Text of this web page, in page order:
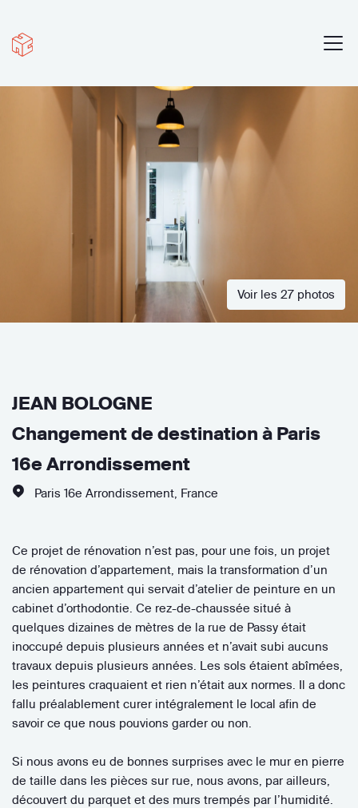
Voir les 27 photos
JEAN BOLOGNE
Changement de destination à Paris
16e Arrondissement
Paris 16e Arrondissement France
Ce projet de rénovation n’est pas, pour une fois, un projet
de rénovation d’appartement, mais la transformation d’un
ancien appartement qui servait d’atelier de peinture en un
cabinet d’orthodontie. Ce rez-de-chaussée situé à
quelques dizaines de mètres de la rue de Passy était
inoccupé depuis plusieurs années et n’avait subi aucuns
travaux depuis plusieurs années. Les sols étaient abîmées,
les peintures craquaient et rien n’était aux normes. Il a donc
fallu préalablement curer intégralement le local afin de
savoir ce que nous pouvions garder ou non.
Si nous avons eu de bonnes surprises avec le mur en pierre
de taille dans les pièces sur rue, nous avons, par ailleurs,
découvert du parquet et des murs trempés par l’humidité.